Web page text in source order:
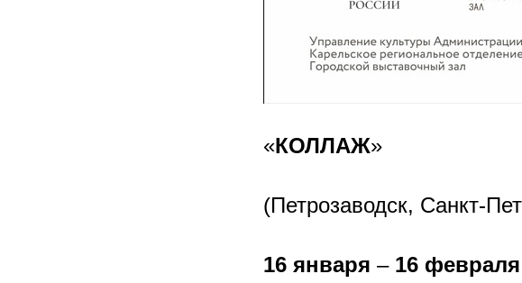
«КОЛЛАЖ»
(Петрозаводск, Санкт-
16 января – 16 февраля